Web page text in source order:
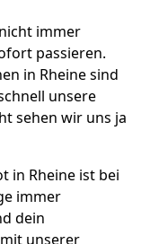
immer
passieren.
in Rheine sind
unsere
sehen wir uns ja
in Rheine ist bei
immer
dein
unserer